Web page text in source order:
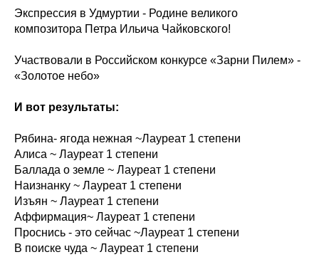
Экспрессия в Удмуртии - Родине великого
композитора Петра Ильича Чайковского!
Участвовали в Российском конкурсе «Зарни Пилем» -
«Золотое небо»
И вот результаты:
Рябина- ягода нежная ~Лауреат 1 степени
Алиса ~ Лауреат 1 степени
Баллада о земле ~ Лауреат 1 степени
Наизнанку ~ Лауреат 1 степени
Изъян ~ Лауреат 1 степени
Аффирмация~ Лауреат 1 степени
Проснись - это сейчас ~Лауреат 1 степени
В поиске чуда ~ Лауреат 1 степени